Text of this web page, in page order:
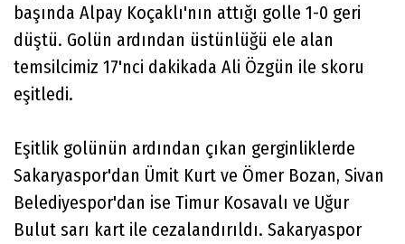
başında Alpay Koçaklı'nın attığı golle 1-0 geri
düştü. Golün ardından üstünlüğü ele alan
temsilcimiz 17'nci dakikada Ali Özgün ile skoru
eşitledi.
Eşitlik golünün ardından çıkan gerginliklerde
Sakaryaspor'dan Ümit Kurt ve Ömer Bozan, Sivan
Belediyespor'dan ise Timur Kosavalı ve Uğur
Bulut sarı kart ile cezalandırıldı. Sakaryaspor